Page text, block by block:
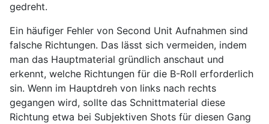
gedreht.
Ein häufiger Fehler von Second Unit Aufnahmen sind
falsche Richtungen. Das lässt sich vermeiden, indem
man das Hauptmaterial gründlich anschaut und
erkennt, welche Richtungen für die B-Roll erforderlich
sin. Wenn im Hauptdreh von links nach rechts
gegangen wird, sollte das Schnittmaterial diese
Richtung etwa bei Subjektiven Shots für diesen Gang